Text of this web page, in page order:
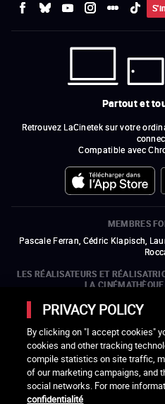
Partout et
Retrouvez LaCinetek sur votre
Compatible avec
MEMBRES
Pascale Ferran, Cédric Klapisch,
LES RÉALISATEURS ET
LA
Olivier Assayas, Bertrand Bonello,
l'ARP), Rebecca Zlotowski et
LES ORGANISMES MEMBRES DE
DES
PRIVACY POLICY
By clicking on "I accept cookies"
cookies and other tracking
compile statistics on site traffic,
of our marketing campaigns, and
social networks. For more
confidentialité